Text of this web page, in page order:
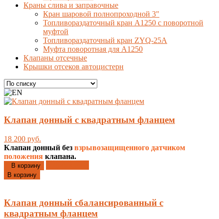
Краны слива и заправочные
Кран шаровой полнопроходной 3"
Топливораздаточный кран A1250 с поворотной
муфтой
Топливораздаточный кран ZYQ-25A
Муфта поворотная для А1250
Клапаны отсечные
Крышки отсеков автоцистерн
Клапан донный с квадратным фланцем
18 200 руб.
Клапан донный без взрывозащищенного датчиком
положения клапана.
В корзину
В корзину
Клапан донный сбалансированный с
квадратным фланцем